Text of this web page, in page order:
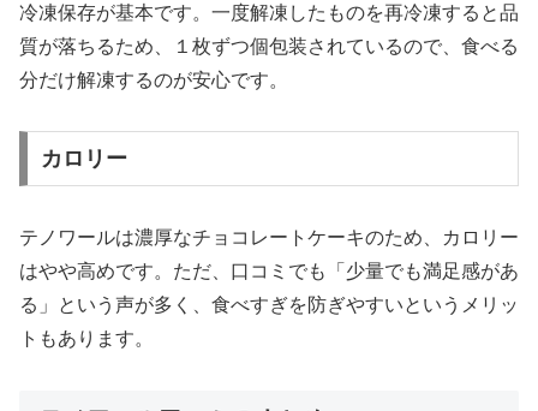
冷凍保存が基本です。一度解凍したものを再冷凍すると品
質が落ちるため、１枚ずつ個包装されているので、食べる
分だけ解凍するのが安心です。
カロリー
テノワールは濃厚なチョコレートケーキのため、カロリー
はやや高めです。ただ、口コミでも「少量でも満足感があ
る」という声が多く、食べすぎを防ぎやすいというメリッ
トもあります。